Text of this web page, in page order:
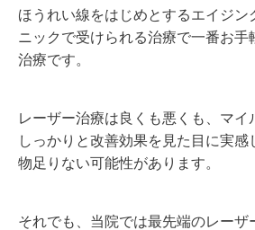
ほうれい線をはじめとするエイジン
ニックで受けられる治療で一番お手
治療です。
レーザー治療は良くも悪くも、マイ
しっかりと改善効果を見た目に実感
物足りない可能性があります。
それでも、当院では最先端のレーザ